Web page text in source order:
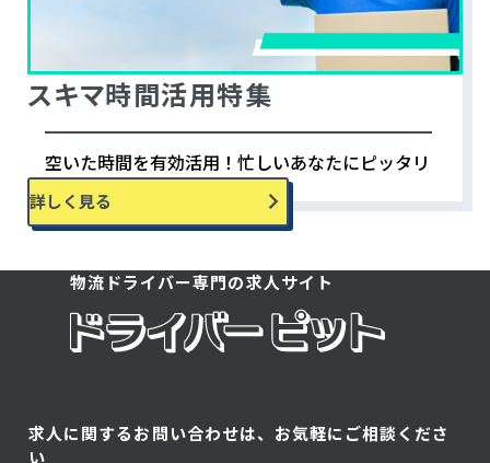
スキマ時間活用特集
空いた時間を有効活用！忙しいあなたにピッタリ
の求人特集です。
詳しく見る
物流ドライバー専門の求人サイト
求人に関するお問い合わせは、お気軽にご相談くださ
い